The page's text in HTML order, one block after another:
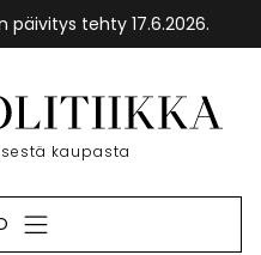
päivitys tehty 17.6.2026.
Etusivu
kaupasta